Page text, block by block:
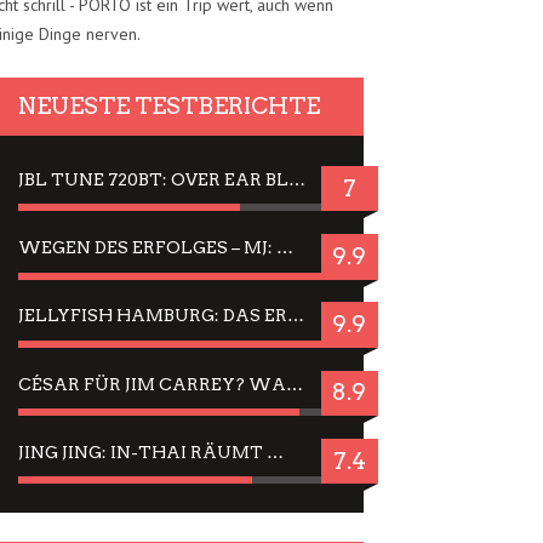
schrill - PORTO ist ein Trip wert, auch wenn
Dinge nerven.
NEUESTE TESTBERICHTE
JBL TUNE 720BT: OVER EAR BLUETOOTH KOPFHÖRER UM DIE 50,-€ IM DAUER-TEST 7
WEGEN DES ERFOLGES – MJ: MICHAEL JACKSON MUSICAL IN EINER MATINEE SEHEN 9.9
JELLYFISH HAMBURG: DAS ERFOLGREICHE SOMMER-MENÜ 2025 IN GEFÜHLEN UND BILDERN 9.9
CÉSAR FÜR JIM CARREY? WARUM DAS EINER DER NERVIGSTEN ACTORS IST UND BLEIBT 8.9
JING JING: IN-THAI RÄUMT WIEDER TITEL AB – EIN ZWEI-STUNDEN-ERLEBNISBERICHT 7.4